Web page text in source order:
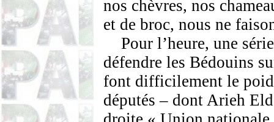
nos chèvres, nos
et de broc, nous ne
Pour l’heure, une
défendre les Bédouins
font difficilement le
députés – dont Arieh